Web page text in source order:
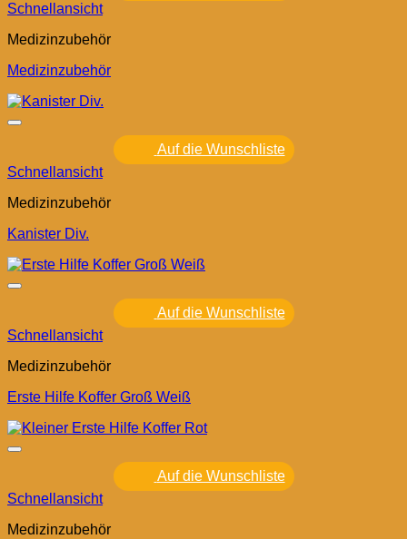
Schnellansicht
Medizinzubehör
Medizinzubehör
Auf die Wunschliste
Schnellansicht
Medizinzubehör
Kanister Div.
Auf die Wunschliste
Schnellansicht
Medizinzubehör
Erste Hilfe Koffer Groß Weiß
Auf die Wunschliste
Schnellansicht
Medizinzubehör